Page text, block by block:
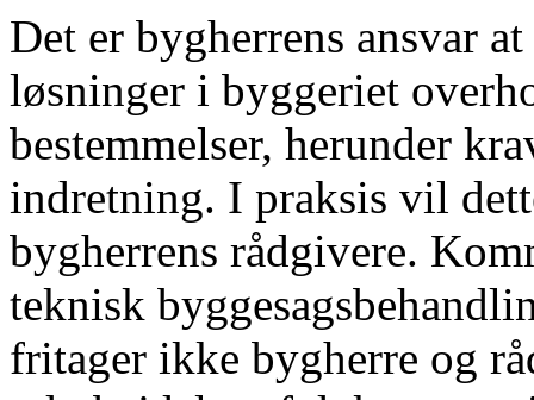
Det er bygherrens ansvar
løsninger i byggeriet
bestemmelser, herunder
indretning. I praksis vil
bygherrens rådgivere.
teknisk
fritager ikke bygherre og